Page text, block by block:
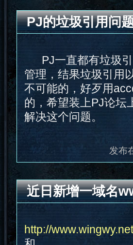
PJ的垃圾引用问
PJ一直都有垃圾引
管理，结果垃圾引用
不可能的，好歹用
的，希望装上PJ论坛
解决这个问题。
发布
近日新增一域名
http://